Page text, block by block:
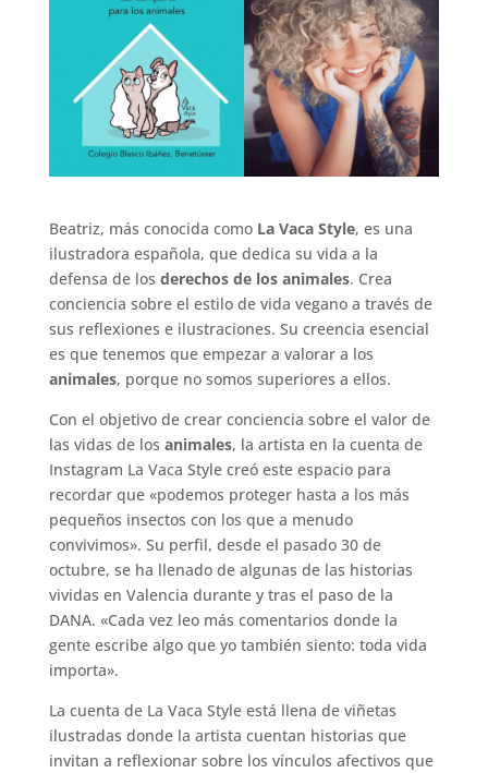
Beatriz, más conocida comoLa Vaca Style, es una
ilustradora española, que dedica su vida a la
defensa de los derechos de los animales. Crea
conciencia sobre el estilo de vida vegano a través de
sus reflexiones e ilustraciones. Su creencia esencial
es que tenemos que empezar a valorar a los
animales, porque no somos superiores a ellos.
Con el objetivo de crear conciencia sobre el valor de
las vidas de los animales, la artista en la cuenta de
Instagram La Vaca Style creó este espacio para
recordar que «podemos proteger hasta a los más
pequeños insectos con los que a menudo
convivimos». Su perfil, desde el pasado 30 de
octubre, se ha llenado de algunas de las historias
vividas en Valencia durante y tras el paso de la
DANA. «Cada vez leo más comentarios donde la
gente escribe algo que yo también siento: toda vida
importa».
La cuenta de La Vaca Style está llena de viñetas
ilustradas donde la artista cuentan historias que
invitan a reflexionar sobre los vínculos afectivos que